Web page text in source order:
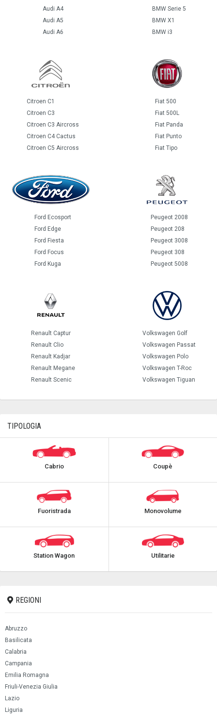
Audi A4
Audi A5
Audi A6
BMW Serie 5
BMW X1
BMW i3
Citroen C1
Citroen C3
Citroen C3 Aircross
Citroen C4 Cactus
Citroen C5 Aircross
Fiat 500
Fiat 500L
Fiat Panda
Fiat Punto
Fiat Tipo
Ford Ecosport
Ford Edge
Ford Fiesta
Ford Focus
Ford Kuga
Peugeot 2008
Peugeot 208
Peugeot 3008
Peugeot 308
Peugeot 5008
Renault Captur
Renault Clio
Renault Kadjar
Renault Megane
Renault Scenic
Volkswagen Golf
Volkswagen Passat
Volkswagen Polo
Volkswagen T-Roc
Volkswagen Tiguan
TIPOLOGIA
Cabrio Coupè
Fuoristrada Monovolume
Station Wagon Utilitarie
REGIONI
Abruzzo
Basilicata
Calabria
Campania
Emilia Romagna
Friuli-Venezia Giulia
Lazio
Liguria